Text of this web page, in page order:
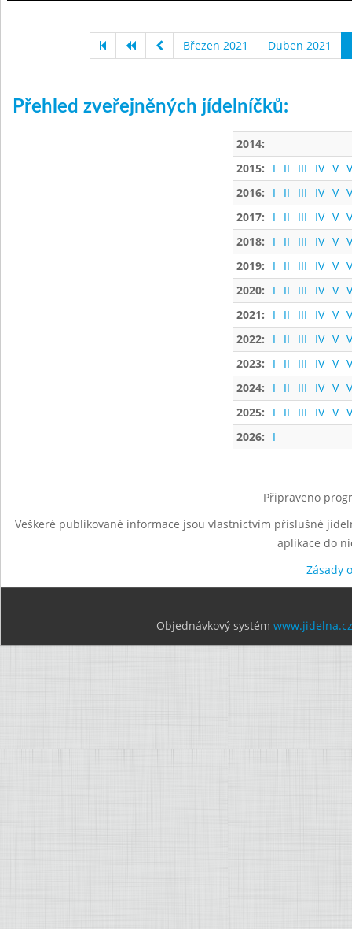
Březen 2021 Duben 2021
Přehled zveřejněných jídelníčků:
2014:
2015:
I II III IV V
2016:
I II III IV V
2017:
I II III IV V
2018:
I II III IV V
2019:
I II III IV V
2020:
I II III IV V
2021:
I II III IV V
2022:
I II III IV V
2023:
I II III IV V
2024:
I II III IV V
2025:
I II III IV V
2026:
I
Připraveno
Veškeré publikované informace jsou vlastnictvím příslušné
aplikace do
Zásady
Objednávkový systém www.jidelna.cz